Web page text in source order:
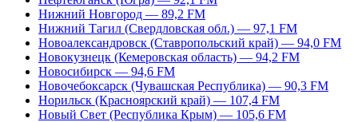
Нижний Новгород — 89,2 FM
Нижний Тагил (Свердловская обл.) — 97,1 FM
Новоалександровск (Ставропольский край) — 94,0 FM
Новокузнецк (Кемеровская область) — 94,2 FM
Новосибирск — 94,6 FM
Новочебоксарск (Чувашская Республика) — 90,3 FM
Норильск (Красноярский край) — 107,4 FM
Новый Свет (Республика Крым) — 105,6 FM